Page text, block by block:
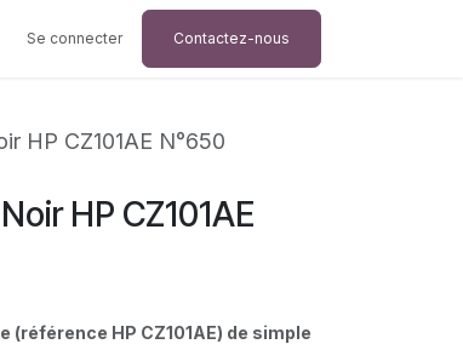
Se connecter Contactez-nous
HP CZ101AE N°650
HP CZ101AE
HP CZ101AE) de simple